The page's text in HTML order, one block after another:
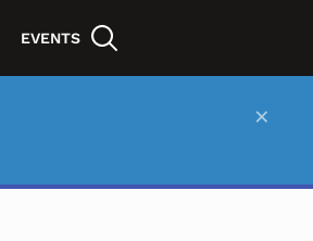
EVENTS
×